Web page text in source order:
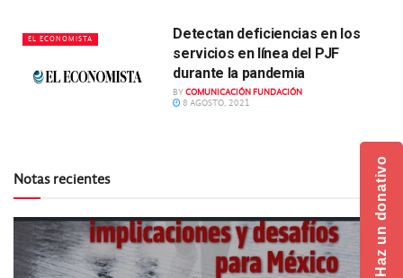
EL ECONOMISTA
Detectan deficiencias en los
servicios en línea del PJF
durante la pandemia
BYCOMUNICACIÓN FUNDACIÓN
8 AGOSTO, 2021
Notas recientes Haz un donativo